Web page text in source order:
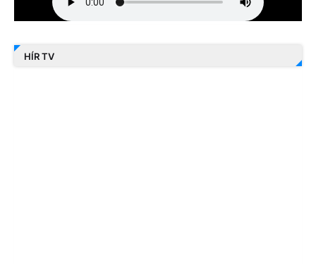
HÍR TV